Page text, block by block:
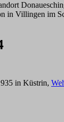
in Villingen im
in Küstrin,